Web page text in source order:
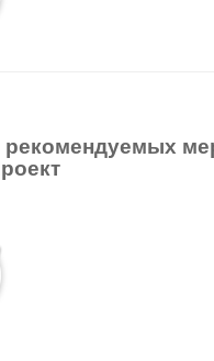
рекомендуемых